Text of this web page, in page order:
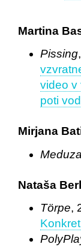
Martina
Pissing
video v
poti
Mirjana
Nataša
Törpe,